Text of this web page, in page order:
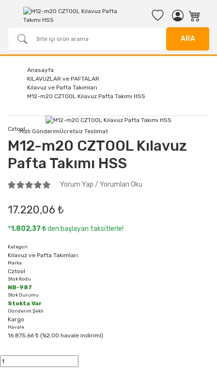
ARA
Anasayfa
KILAVUZLAR ve PAFTALAR
Kılavuz ve Pafta Takımları
M12-m20 CZTOOL Kılavuz Pafta Takımı HSS
Hızlı GönderimÜcretsiz Teslimat
Cztool
M12-m20 CZTOOL Kılavuz
Pafta Takımı HSS
Yorum Yap / Yorumları Oku
17.220,06 ₺
*1.802,37 ₺den başlayan taksitlerle!
Kategori
Kılavuz ve Pafta Takımları
Marka
Cztool
Stok Kodu
NB-987
Stok Durumu
Stokta Var
Gönderim Şekli
Kargo
Havale
16.875,66 ₺ (%2,00 havale indirimi)